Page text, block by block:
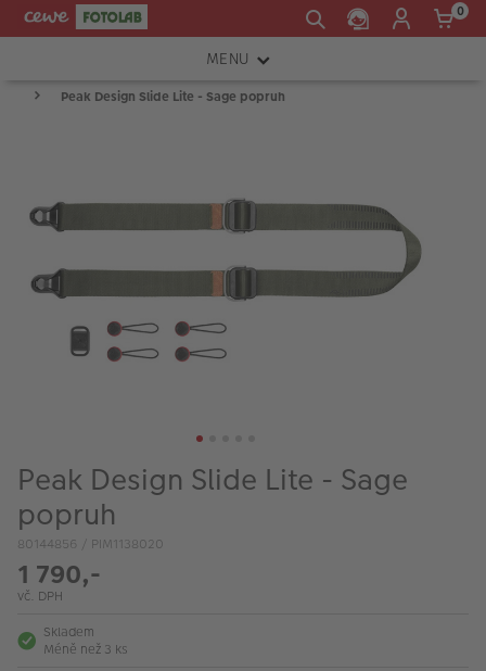
0
MENU
FOTOAPARÁTY
INSTAX™
TISKÁRNY A SKENERY
FOTOBRAŠNY
PŘÍSLUŠENSTVÍ
VÝPRODEJ
FOTO BAZAR
Akce a slevy
Fotoprodukty
Peak Design Slide Lite - Sage popruh
Peak Design Slide Lite - Sage
popruh
80144856 / PIM1138020
1 790,-
vč. DPH
Skladem
Méně než 3 ks